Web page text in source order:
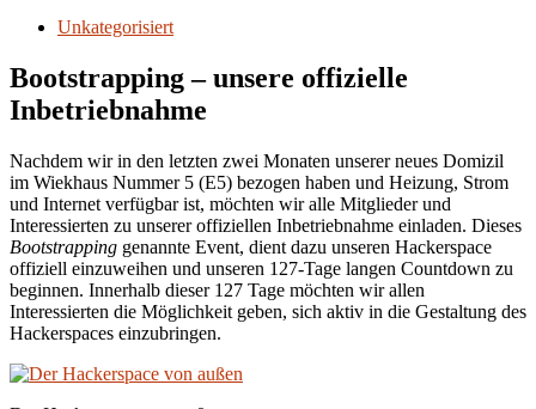
Unkategorisiert
Bootstrapping – unsere offizielle
Inbetriebnahme
Nachdem wir in den letzten zwei Monaten unserer neues Domizil
im Wiekhaus Nummer 5 (E5) bezogen haben und Heizung, Strom
und Internet verfügbar ist, möchten wir alle Mitglieder und
Interessierten zu unserer offiziellen Inbetriebnahme einladen. Dieses
Bootstrapping genannte Event, dient dazu unseren Hackerspace
offiziell einzuweihen und unseren 127-Tage langen Countdown zu
beginnen. Innerhalb dieser 127 Tage möchten wir allen
Interessierten die Möglichkeit geben, sich aktiv in die Gestaltung des
Hackerspaces einzubringen.